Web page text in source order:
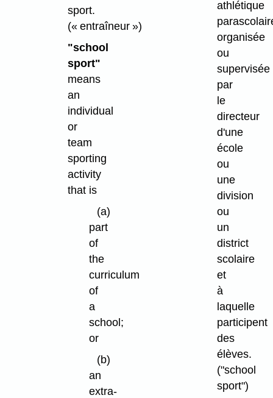
sport.
(« entraîneur »)
"school
sport"
means
an
individual
or
team
sporting
activity
that is
(a)
part
of
the
curriculum
of
a
school;
or
(b)
an
extra-
athlétique
organisée
ou
supervisée
par
le
directeur
d'une
école
ou
une
division
ou
un
district
scolaire
et
à
laquelle
participent
des
élèves.
("school
sport")